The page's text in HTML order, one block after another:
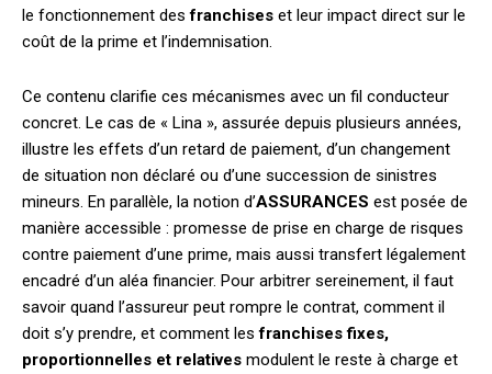
le fonctionnement desfranchises et leur impact direct sur le
coût de la prime et l’indemnisation.
Ce contenu clarifie ces mécanismes avec un fil conducteur
concret. Le cas de « Lina », assurée depuis plusieurs années,
illustre les effets d’un retard de paiement, d’un changement
de situation non déclaré ou d’une succession de sinistres
mineurs. En parallèle, la notion d’ASSURANCES est posée de
manière accessible : promesse de prise en charge de risques
contre paiement d’une prime, mais aussi transfert légalement
encadré d’un aléa financier. Pour arbitrer sereinement, il faut
savoir quand l’assureur peut rompre le contrat, comment il
doit s’y prendre, et comment lesfranchises fixes,
proportionnelles et relatives modulent le reste à charge et